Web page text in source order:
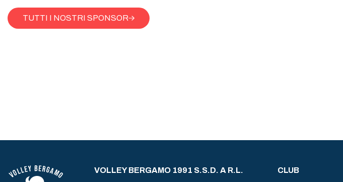
TUTTI I NOSTRI SPONSOR
VOLLEY BERGAMO 1991 S.S.D. A R.L.
CLUB